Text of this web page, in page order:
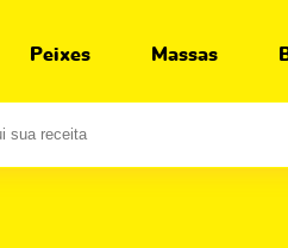
Peixes Massas